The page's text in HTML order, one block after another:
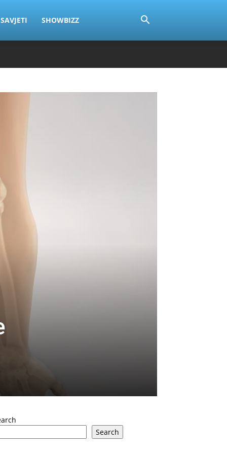
SAVJETI SHOWBIZZ
Search